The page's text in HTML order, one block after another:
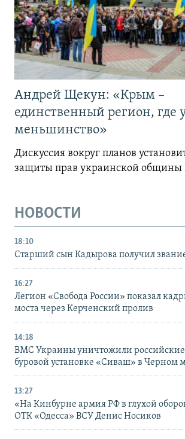
Андрей Щекун: «Крым –
единственный регион, где
меньшинство»
Дискуссия вокруг планов
защиты прав украинской
НОВОСТИ
18:10
Старший сын Кадырова получил
16:27
Легион «Свобода России» показал
моста через Керченский пролив
14:18
ВМС Украины уничтожили российские
буровой установке «Сиваш» в Черном
13:27
«На Кинбурне армия РФ в глухой
ОТК «Одесса» ВСУ Денис Носиков